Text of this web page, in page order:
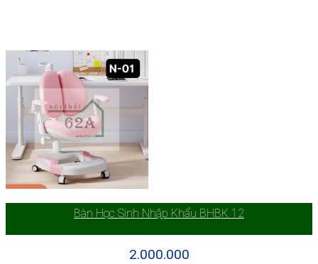
Bàn Học Sinh Nhập Khẩu BHBK 12
2.000.000